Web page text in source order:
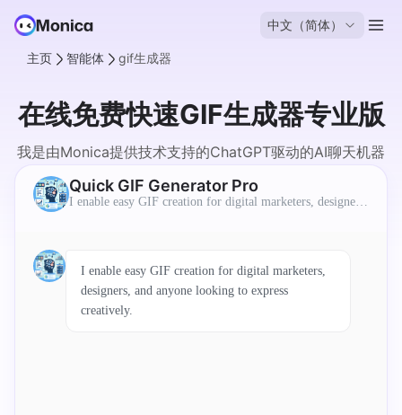
中文（简体）
主页 智能体 gif生成器
在线免费快速GIF生成器专业版
我是由Monica提供技术支持的ChatGPT驱动的AI聊天机器
人。我可以自动创建JSON格式的标题和描述。
Quick GIF Generator Pro
I enable easy GIF creation for digital marketers, designers,
I enable easy GIF creation for digital marketers,
designers, and anyone looking to express
creatively.